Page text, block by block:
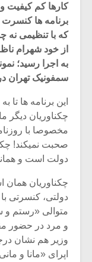
کارها کم کیفیت و
برنامه ها کنسرت
که با تنظیمی نه
از خود شهرام
به اجرا رسید؛
سمفونیک تهران
این برنامه ها تا
چکناوریان دیگر
مخصوصا با
صحبت نمیکند!
دولت است و
چکناوریان
دولتی، کنسرتی
متوالی «رستم و
و مرد در حضور
وزیر هم نشان